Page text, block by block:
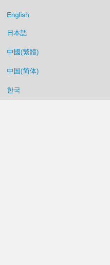
English
日本語
中國(繁體)
中国(简体)
한국